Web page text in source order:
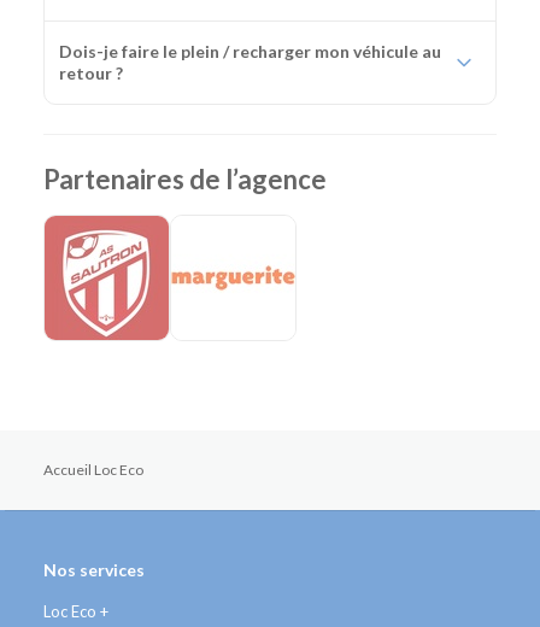
Dois-je faire le plein / recharger mon véhicule au
retour ?
Partenaires de l’agence
Accueil Loc Eco
Nos services
Loc Eco +